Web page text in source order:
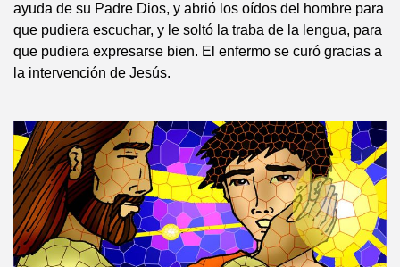
ayuda de su Padre Dios, y abrió los oídos del hombre para
que pudiera escuchar, y le soltó la traba de la lengua, para
que pudiera expresarse bien. El enfermo se curó gracias a
la intervención de Jesús.